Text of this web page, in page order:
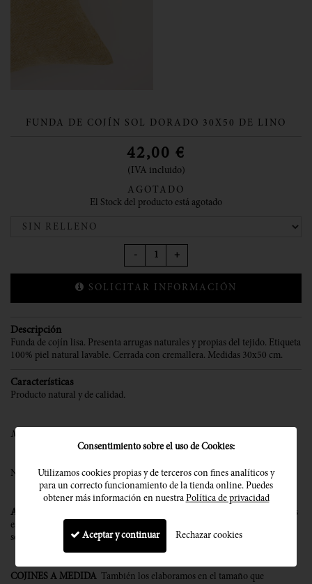
FUNDA DE COJÍN SOL DORADO 30X50 DE LINO
42,00 €
(IVA incluido)
AGOTADO
El Stock del producto está agotado
- +
SOLICITAR INFORMACIÓN
Descripción
Funda de cojín lisa. Presenta arrugas naturales y propias del tejido. Etiqueta
100% piel natural lavable. Cerrada con cremallera. Medidas 30x50 cm.
Características
Producto natural y de calidad.
Made in Barcelona
Nuestros artículos poseen el certificado OEKO TEX® Standard 100.
ASESORAMIENTO PERSONALIZADO
¿Tienes dudas sobre qué cojines
escoger y cómo combinarlos? Estoy a tu lado para ofrecerte la mejor
solución a tus necesidades. Contacta con Pepitablanca
COJINES A MEDIDA
También los elaboramos en el tamaño que
Consentimiento sobre el uso de Cookies:
Utilizamos cookies propias y de terceros con fines analíticos y
para un correcto funcionamiento de la tienda online. Puedes
obtener más información en nuestra Política de privacidad
Aceptar y continuar Rechazar cookies